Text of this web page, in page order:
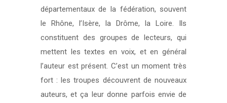
départementaux de la fédération, souvent
le Rhône, l’Isère, la Drôme, la Loire. Ils
constituent des groupes de lecteurs, qui
mettent les textes en voix, et en général
l’auteur est présent. C’est un moment très
fort : les troupes découvrent de nouveaux
auteurs, et ça leur donne parfois envie de